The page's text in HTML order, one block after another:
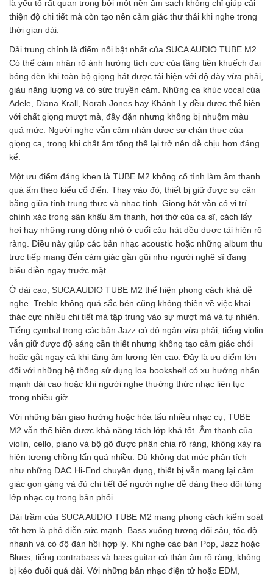
là yếu tố rất quan trọng bởi một nền âm sạch không chỉ giúp cải
thiện độ chi tiết mà còn tạo nên cảm giác thư thái khi nghe trong
thời gian dài.
Dải trung chính là điểm nổi bật nhất của SUCA AUDIO TUBE M2.
Có thể cảm nhận rõ ảnh hưởng tích cực của tầng tiền khuếch đại
bóng đèn khi toàn bộ giọng hát được tái hiện với độ dày vừa phải,
giàu năng lượng và có sức truyền cảm. Những ca khúc vocal của
Adele, Diana Krall, Norah Jones hay Khánh Ly đều được thể hiện
với chất giọng mượt mà, đầy đặn nhưng không bị nhuộm màu
quá mức. Người nghe vẫn cảm nhận được sự chân thực của
giọng ca, trong khi chất âm tổng thể lại trở nên dễ chịu hơn đáng
kể.
Một ưu điểm đáng khen là TUBE M2 không cố tình làm âm thanh
quá ấm theo kiểu cổ điển. Thay vào đó, thiết bị giữ được sự cân
bằng giữa tính trung thực và nhạc tính. Giọng hát vẫn có vị trí
chính xác trong sân khấu âm thanh, hơi thở của ca sĩ, cách lấy
hơi hay những rung động nhỏ ở cuối câu hát đều được tái hiện rõ
ràng. Điều này giúp các bản nhạc acoustic hoặc những album thu
trực tiếp mang đến cảm giác gần gũi như người nghệ sĩ đang
biểu diễn ngay trước mặt.
Ở dải cao, SUCA AUDIO TUBE M2 thể hiện phong cách khá dễ
nghe. Treble không quá sắc bén cũng không thiên về việc khai
thác cực nhiều chi tiết mà tập trung vào sự mượt mà và tự nhiên.
Tiếng cymbal trong các bản Jazz có độ ngân vừa phải, tiếng violin
vẫn giữ được độ sáng cần thiết nhưng không tạo cảm giác chói
hoặc gắt ngay cả khi tăng âm lượng lên cao. Đây là ưu điểm lớn
đối với những hệ thống sử dụng loa bookshelf có xu hướng nhấn
mạnh dải cao hoặc khi người nghe thưởng thức nhạc liên tục
trong nhiều giờ.
Với những bản giao hưởng hoặc hòa tấu nhiều nhạc cụ, TUBE
M2 vẫn thể hiện được khả năng tách lớp khá tốt. Âm thanh của
violin, cello, piano và bộ gõ được phân chia rõ ràng, không xảy ra
hiện tượng chồng lấn quá nhiều. Dù không đạt mức phân tích
như những DAC Hi-End chuyên dụng, thiết bị vẫn mang lại cảm
giác gọn gàng và đủ chi tiết để người nghe dễ dàng theo dõi từng
lớp nhạc cụ trong bản phối.
Dải trầm của SUCA AUDIO TUBE M2 mang phong cách kiểm soát
tốt hơn là phô diễn sức mạnh. Bass xuống tương đối sâu, tốc độ
nhanh và có độ đàn hồi hợp lý. Khi nghe các bản Pop, Jazz hoặc
Blues, tiếng contrabass và bass guitar có thân âm rõ ràng, không
bị kéo đuôi quá dài. Với những bản nhạc điện tử hoặc EDM,